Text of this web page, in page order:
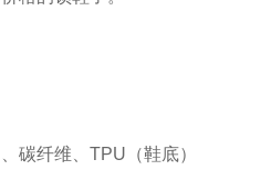
碳纤维、TPU（鞋底）